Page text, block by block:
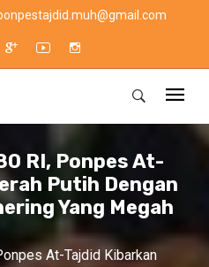
RI, Ponpes At-
Putih Dengan
Yang Megah
At-Tajdid Kibarkan